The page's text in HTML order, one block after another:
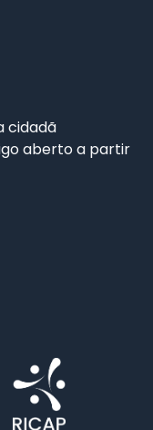
cidadã
aberto a partir